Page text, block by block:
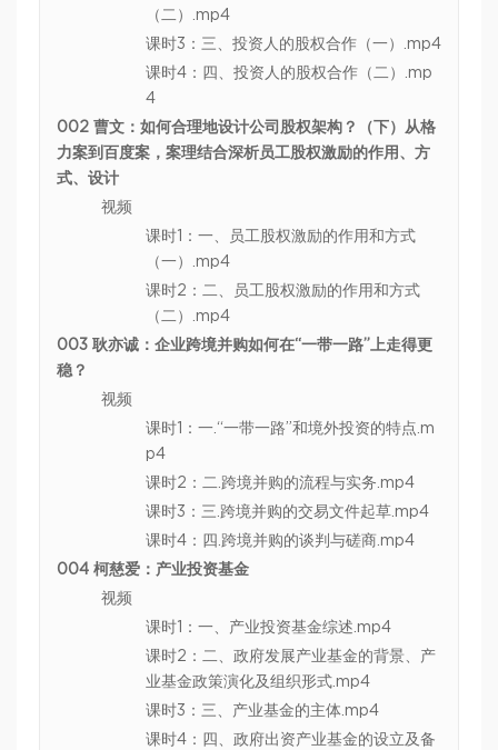
（二）.mp4
课时3：三、投资人的股权合作（一）.mp4
课时4：四、投资人的股权合作（二）.mp
4
002 曹文：如何合理地设计公司股权架构？（下）从格
力案到百度案，案理结合深析员工股权激励的作用、方
式、设计
视频
课时1：一、员工股权激励的作用和方式
（一）.mp4
课时2：二、员工股权激励的作用和方式
（二）.mp4
003 耿亦诚：企业跨境并购如何在“一带一路”上走得更
稳？
视频
课时1：一.“一带一路”和境外投资的特点.m
p4
课时2：二.跨境并购的流程与实务.mp4
课时3：三.跨境并购的交易文件起草.mp4
课时4：四.跨境并购的谈判与磋商.mp4
004 柯慈爱：产业投资基金
视频
课时1：一、产业投资基金综述.mp4
课时2：二、政府发展产业基金的背景、产
业基金政策演化及组织形式.mp4
课时3：三、产业基金的主体.mp4
课时4：四、政府出资产业基金的设立及备